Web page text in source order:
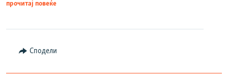
прочитај повеќе
Сподели